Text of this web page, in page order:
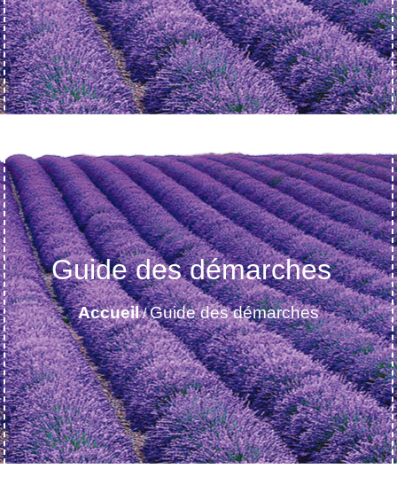
Guide des démarches
Accueil/Guide des démarches